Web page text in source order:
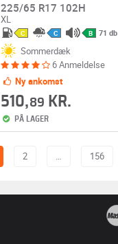
225/65 R17 102H
XL
C C B 71 db
Sommerdæk
6 Anmeldelse
Ny ankomst
510,89 KR.
PÅ LAGER
2 … 156